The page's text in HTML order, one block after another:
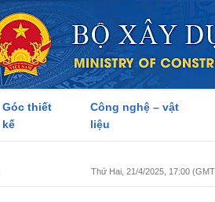
Góc thiết
kế
Công nghệ – vật
liệu
Thứ Hai, 21/4/2025, 17:00